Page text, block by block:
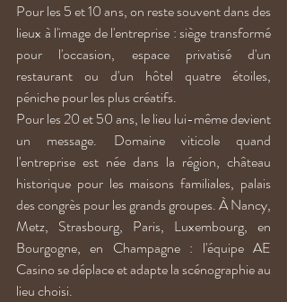
Pour les 5 et 10 ans, on reste souvent dans des
lieux à l'image de l'entreprise : siège transformé
pour l'occasion, espace privatisé d'un
restaurant ou d'un hôtel quatre étoiles,
péniche pour les plus créatifs.
Pour les 20 et 50 ans, le lieu lui-même devient
un message. Domaine viticole quand
l'entreprise est née dans la région, château
historique pour les maisons familiales, palais
des congrès pour les grands groupes. À Nancy,
Metz, Strasbourg, Paris, Luxembourg, en
Bourgogne, en Champagne : l'équipe AE
Casino se déplace et adapte la scénographie au
lieu choisi.